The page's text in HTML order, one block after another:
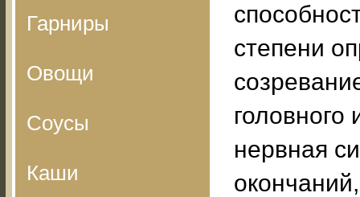
Гарниры
Овощи
Соусы
Каши
степени
головного
нервная